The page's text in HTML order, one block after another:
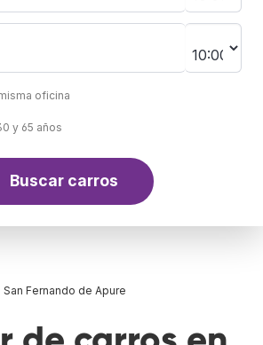
oficina
y 65 años
Buscar carros
San Fernando de Apure